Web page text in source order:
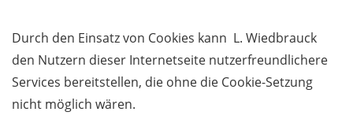
Durch den Einsatz von Cookies kann L. Wiedbrauck
den Nutzern dieser Internetseite nutzerfreundlichere
Services bereitstellen, die ohne die Cookie-Setzung
nicht möglich wären.